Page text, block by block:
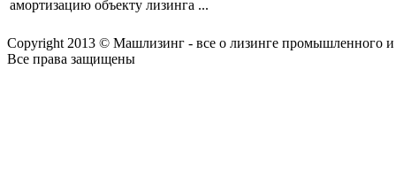
амортизацию объекту лизинга ...
Copyright 2013 © Машлизинг - все о лизинге промышленного и
Все права защищены